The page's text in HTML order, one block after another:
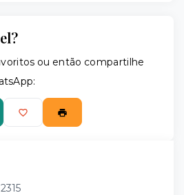
ou então compartilhe